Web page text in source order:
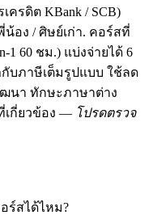
ครดิต KBank / SCB)
น้อง / ศิษย์เก่า. คอร์สที่
1 60 ชม.) แบ่งจ่ายได้ 6
กับภาษีเต็มรูปแบบ ใช้ลด
นา ทักษะภาษาต่าง
เกี่ยวข้อง — โปรดตรวจ
ร์สได้ไหม?